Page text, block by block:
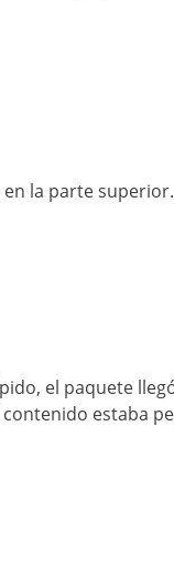
la parte superior.
el paquete
estaba